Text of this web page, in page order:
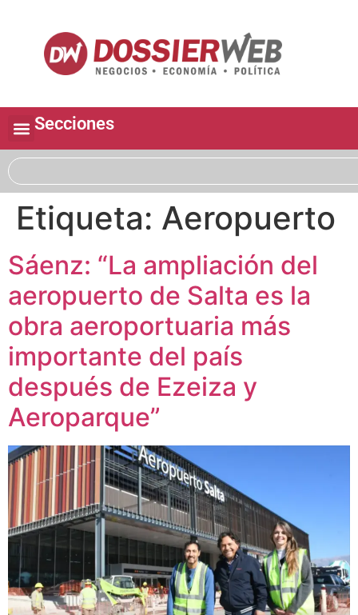
Secciones
Etiqueta: Aeropuerto
Sáenz: “La ampliación del
aeropuerto de Salta es la
obra aeroportuaria más
importante del país
después de Ezeiza y
Aeroparque”